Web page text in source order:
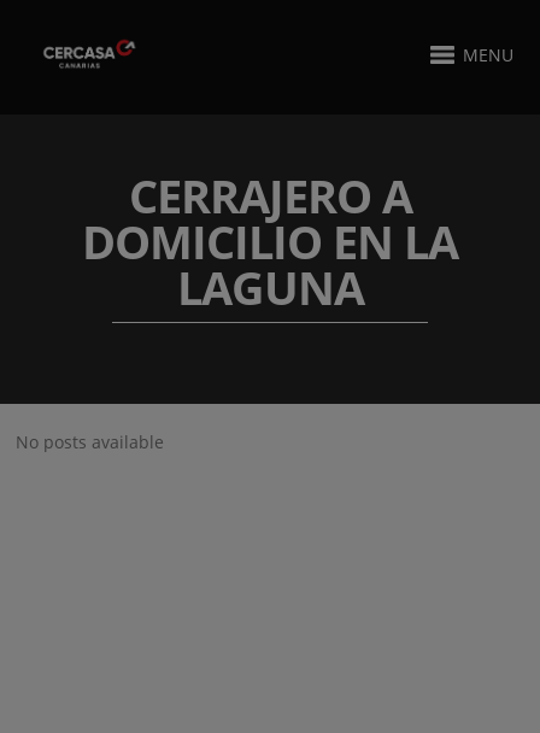
MENU
CERRAJERO A
DOMICILIO EN LA
LAGUNA
No posts available